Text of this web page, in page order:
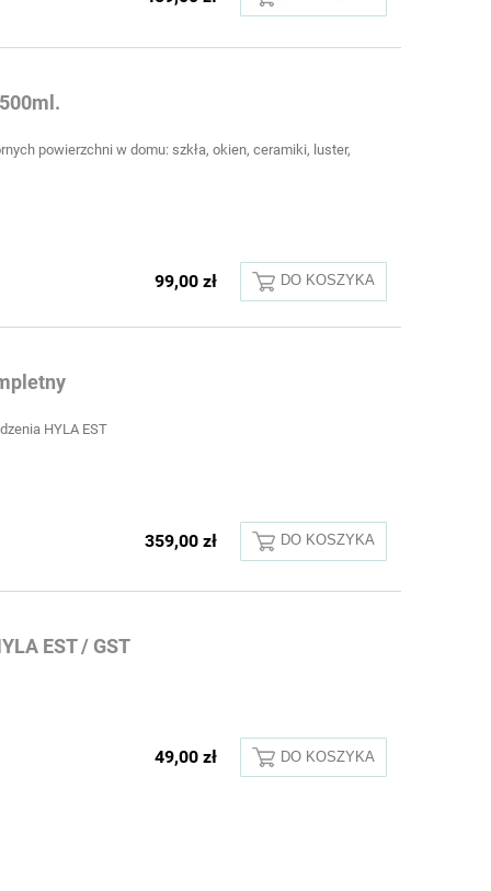
powierzchni w domu: szkła, okien, ceramiki, luster,
99,00 zł DO KOSZYKA
HYLA EST
359,00 zł DO KOSZYKA
EST / GST
49,00 zł DO KOSZYKA